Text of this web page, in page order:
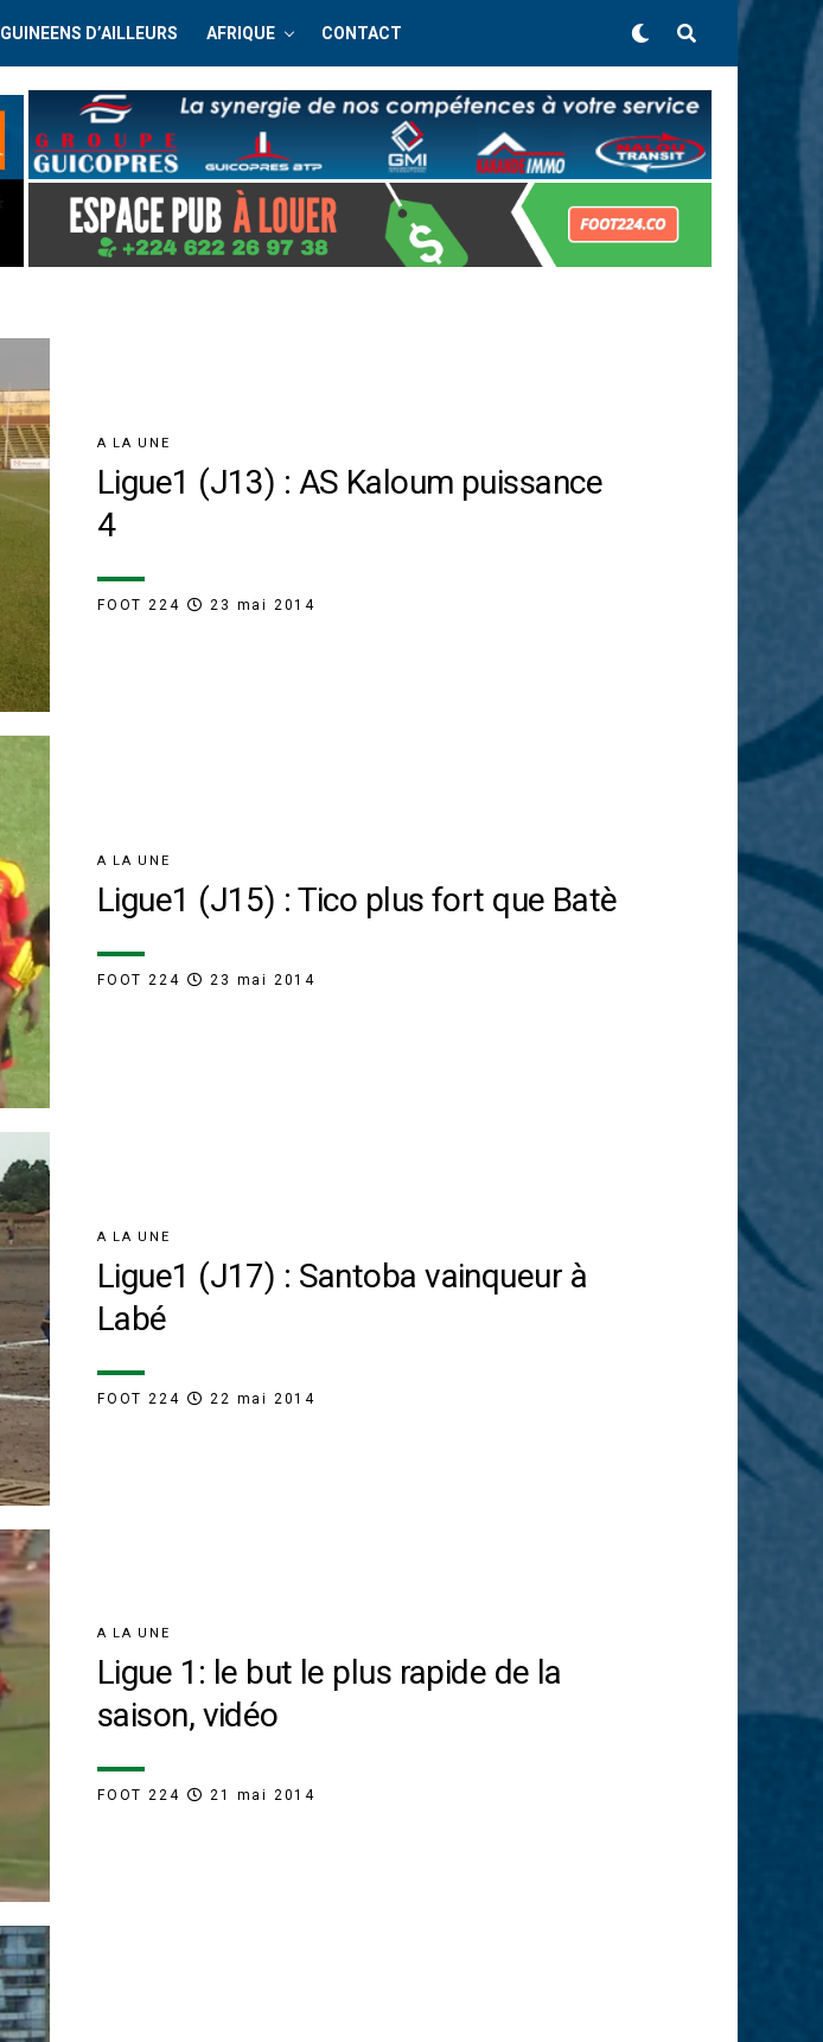
GUINEENS D’AILLEURS AFRIQUE CONTACT
A LA UNE
Ligue1 (J13) : AS Kaloum puissance
4
FOOT 224 23 mai 2014
A LA UNE
Ligue1 (J15) : Tico plus fort que Batè
FOOT 224 23 mai 2014
A LA UNE
Ligue1 (J17) : Santoba vainqueur à
Labé
FOOT 224 22 mai 2014
A LA UNE
Ligue 1: le but le plus rapide de la
saison, vidéo
FOOT 224 21 mai 2014